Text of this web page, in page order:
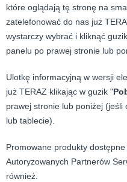
które oglądają tę stronę na
zatelefonować do nas już
wystarczy wybrać i kliknąć
panelu po prawej stronie lub
Ulotkę informacyjną w wersji
już TERAZ klikając w guzik "
prawej stronie lub poniżej
lub tablecie).
Promowane produkty
Autoryzowanych Partnerów
również.